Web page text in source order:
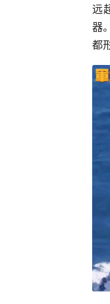
远
器
都